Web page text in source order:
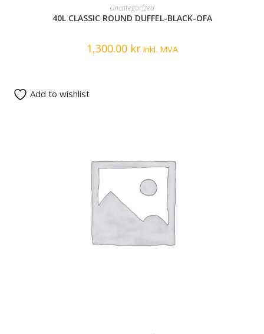
READ MORE
Uncategorized
40L CLASSIC ROUND DUFFEL-BLACK-OFA
1,300.00 krinkl. MVA
Add to wishlist